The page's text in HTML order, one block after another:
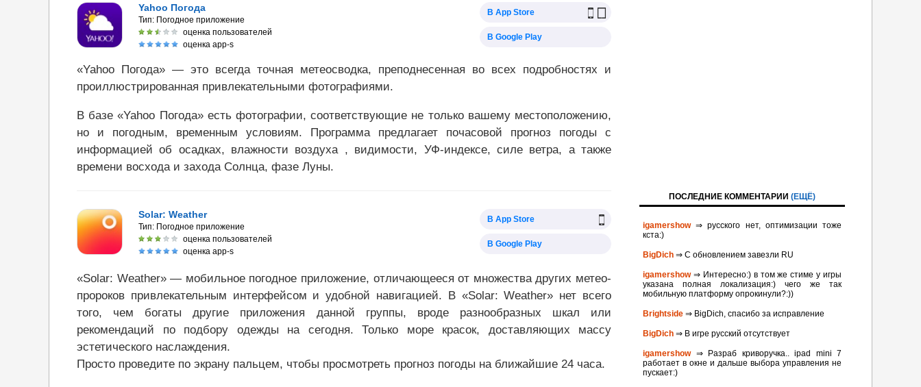
Yahoo Погода
Тип: Погодное приложение
оценка пользователей
оценка app-s
В App Store
В Google Play
«Yahoo Погода» — это всегда точная метеосводка, преподнесенная во всех подробностях и
проиллюстрированная привлекательными фотографиями.
В базе «Yahoo Погода» есть фотографии, соответствующие не только вашему местоположению,
но и погодным, временным условиям. Программа предлагает почасовой прогноз погоды с
информацией об осадках, влажности воздуха , видимости, УФ-индексе, силе ветра, а также
времени восхода и захода Солнца, фазе Луны.
Solar: Weather
Тип: Погодное приложение
оценка пользователей
оценка app-s
В App Store
В Google Play
«Solar: Weather» — мобильное погодное приложение, отличающееся от множества других метео-
пророков привлекательным интерфейсом и удобной навигацией. В «Solar: Weather» нет всего
того, чем богаты другие приложения данной группы, вроде разнообразных шкал или
рекомендаций по подбору одежды на сегодня. Только море красок, доставляющих массу
эстетического наслаждения.
Просто проведите по экрану пальцем, чтобы просмотреть прогноз погоды на ближайшие 24 часа.
ПОСЛЕДНИЕ КОММЕНТАРИИ (ЕЩЁ)
igamershow⇒ русского нет, оптимизации тоже
кста:)
BigDich ⇒ С обновлением завезли RU
igamershow⇒ Интересно:) в том же стиме у игры
указана полная локализация:) чего же так
мобильную платформу опрокинули?:))
Brightside ⇒ BigDich, спасибо за исправление
BigDich ⇒ В игре русский отсутствует
igamershow⇒ Разраб криворучка.. ipad mini 7
работает в окне и дальше выбора управления не
пускает:)